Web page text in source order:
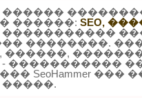
������: SEO,
�����������
��������.
������,
�����������
SeoHammer